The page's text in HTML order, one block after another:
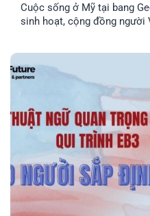
Cuộc sống ở Mỹ tại bang
sinh hoạt, cộng đồng người